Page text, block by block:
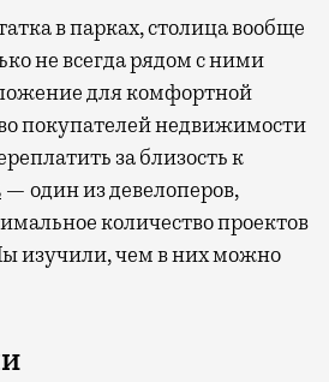
в парках, столица вообще
не всегда рядом с ними
для комфортной
покупателей недвижимости
за близость к
— один из девелоперов,
количество проектов
изучили, чем в них можно